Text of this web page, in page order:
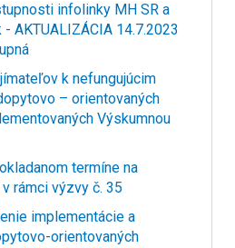
infolinky MH SR a
AKTUALIZÁCIA 14.7.2023
k nefungujúcim
– orientovaných
Výskumnou
termíne na
rámci výzvy č. 35
implementácie a
orientovaných